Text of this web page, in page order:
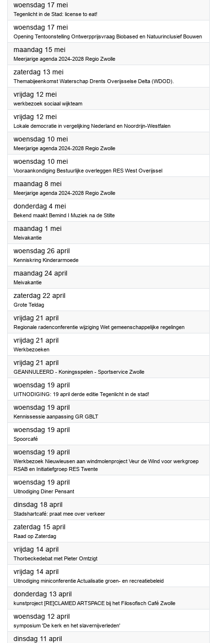
woensdag 17 mei2023
Tegenlicht in de Stad: license to eat!
woensdag 17 mei2023
Opening Tentoonstelling Ontwerpprijsvraag Biobased en Natuurinclusief Bouwen
maandag 15 mei2023
Meerjarige agenda 2024-2028 Regio Zwolle
zaterdag 13 mei2023
Themabijeenkomst Waterschap Drents Overijsselse Delta (WDOD).
vrijdag 12 mei2023
werkbezoek sociaal wijkteam
vrijdag 12 mei2023
Lokale democratie in vergelijking Nederland en Noordrijn-Westfalen
woensdag 10 mei2023
Meerjarige agenda 2024-2028 Regio Zwolle
woensdag 10 mei2023
Vooraankondiging Bestuurlijke overleggen RES West Overijssel
maandag 8 mei2023
Meerjarige agenda 2024-2028 Regio Zwolle
donderdag 4 mei2023
Bekend maakt Bemind I Muziek na de Stilte
maandag 1 mei2023
Meivakantie
woensdag 26 april2023
Kenniskring Kinderarmoede
maandag 24 april2023
Meivakantie
zaterdag 22 april2023
Grote Teldag
vrijdag 21 april2023
Regionale radenconferentie wijziging Wet gemeenschappelijke regelingen
vrijdag 21 april2023
Werkbezoeken
vrijdag 21 april2023
GEANNULEERD - Koningsspelen - Sportservice Zwolle
woensdag 19 april2023
UITNODIGING: 19 april derde editie Tegenlicht in de stad!
woensdag 19 april2023
Kennissessie aanpassing GR GBLT
woensdag 19 april2023
Spoorcafé
woensdag 19 april2023
Werkbezoek Nieuwleusen aan windmolenproject Veur de Wind voor werkgroep
RSAB en Initiatiefgroep RES Twente
woensdag 19 april2023
Uitnodiging Diner Pensant
dinsdag 18 april2023
Stadshartcafé: praat mee over verkeer
zaterdag 15 april2023
Raad op Zaterdag
vrijdag 14 april2023
Thorbeckedebat met Pieter Omtzigt
vrijdag 14 april2023
Uitnodiging miniconferentie Actualisatie groen- en recreatiebeleid
donderdag 13 april2023
kunstproject [RE]CLAMED ARTSPACE bij het Filosofisch Café Zwolle
woensdag 12 april2023
symposium 'De kerk en het slavernijverleden'
dinsdag 11 april2023